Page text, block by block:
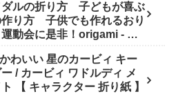
ダルの折り方 子どもが喜ぶ
作り方 子供でも作れるおり
動会に是非！origami - ゆ
わいい 星のカービィ キー
/ カービィ ワドルディ メ
【 キャラクター 折り紙 】